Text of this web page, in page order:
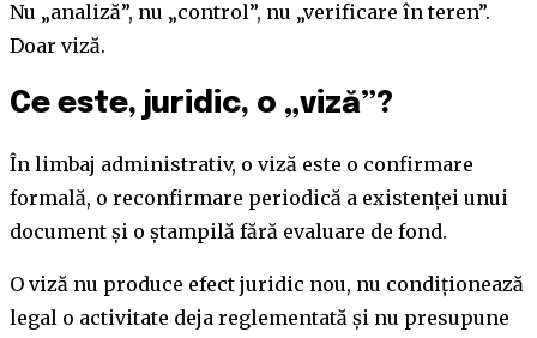
Nu „analiză”, nu „control”, nu „verificare în teren”.
Doar viză.
Ce este, juridic, o „viză”?
În limbaj administrativ, o viză este o confirmare
formală, o reconfirmare periodică a existenței unui
document și o ștampilă fără evaluare de fond.
O viză nu produce efect juridic nou, nu condiționează
legal o activitate deja reglementată și nu presupune